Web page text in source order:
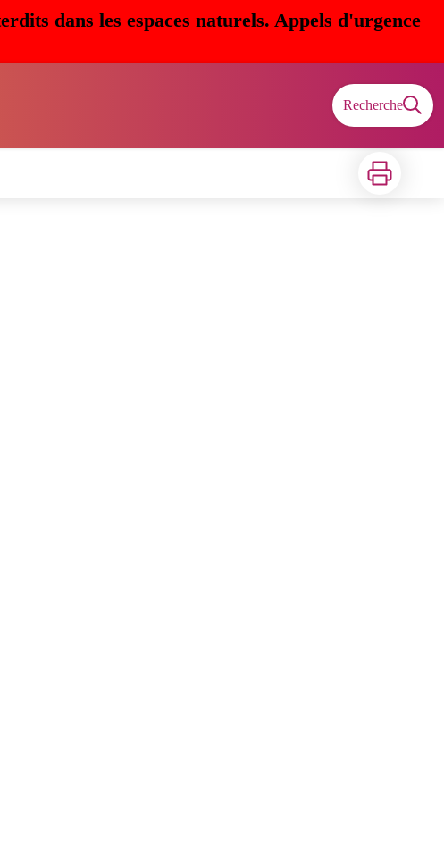
dans les espaces naturels. Appels d'urgence
Recherche
Imprimer